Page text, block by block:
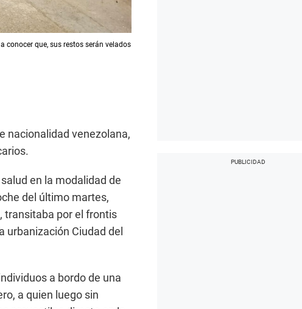
conocer que, sus restos serán velados
nacionalidad venezolana,
en la modalidad de
del último martes,
transitaba por el frontis
urbanización Ciudad del
a bordo de una
a quien luego sin